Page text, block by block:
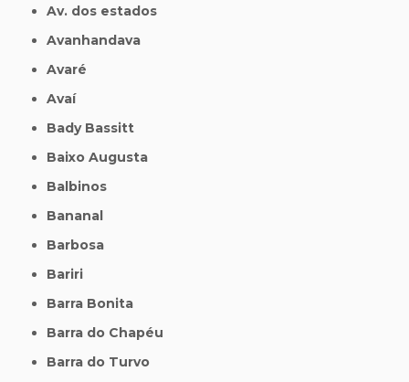
Av. dos estados
Avanhandava
Avaré
Avaí
Bady Bassitt
Baixo Augusta
Balbinos
Bananal
Barbosa
Bariri
Barra Bonita
Barra do Chapéu
Barra do Turvo